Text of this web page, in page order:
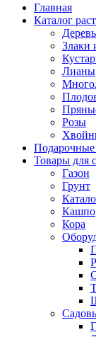
Главная
Каталог
Злаки
Лианы
Розы
Товары для
Газон
Грунт
Кашпо
Кора